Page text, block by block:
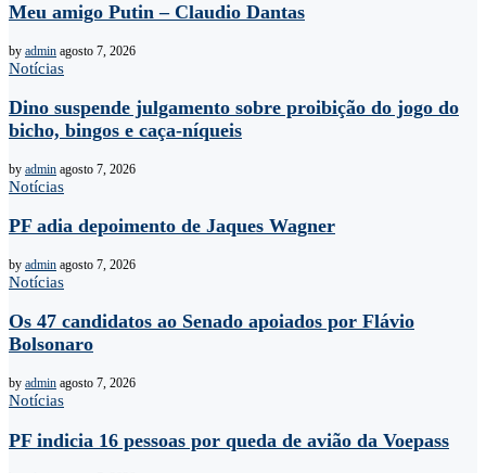
Meu amigo Putin – Claudio Dantas
by admin agosto 7, 2026
Notícias
Dino suspende julgamento sobre proibição do jogo do
bicho, bingos e caça-níqueis
by admin agosto 7, 2026
Notícias
PF adia depoimento de Jaques Wagner
by admin agosto 7, 2026
Notícias
Os 47 candidatos ao Senado apoiados por Flávio
Bolsonaro
by admin agosto 7, 2026
Notícias
PF indicia 16 pessoas por queda de avião da Voepass